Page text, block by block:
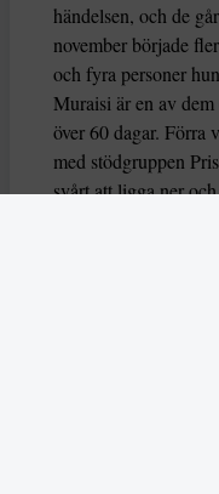
händelsen, och de
november började
och fyra personer
Muraisi är en av
över 60 dagar. Förra
med stödgruppen
svårt att ligga ner